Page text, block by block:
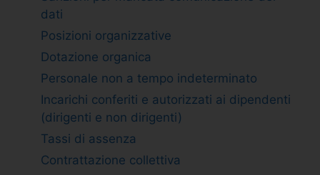
dati
Posizioni organizzative
Dotazione organica
Personale non a tempo indeterminato
Incarichi conferiti e autorizzati ai dipendenti
(dirigenti e non dirigenti)
Tassi di assenza
Contrattazione collettiva